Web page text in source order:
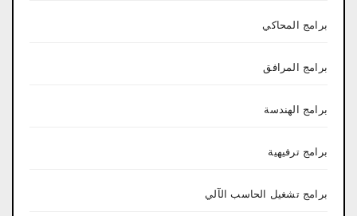
برامج المحاكي
برامج المرافق
برامج الهندسة
برامج ترفيهية
برامج تشغيل الحاسب الآلي